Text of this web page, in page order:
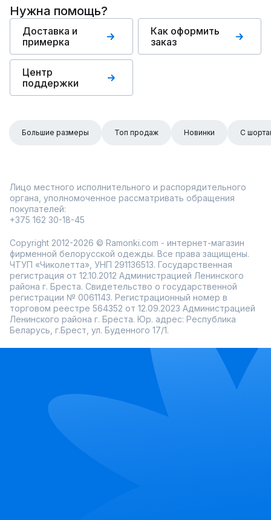
Нужна помощь?
Доставка и
примерка
Как оформить
заказ
Центр
поддержки
Большие размеры Топ продаж Новинки С
Лицо местного исполнительного и распорядительного
органа, уполномоченное рассматривать обращения
покупателей:
+375 162 30-18-45
Copyright 2012-2026 © Ramonki.com - интернет-магазин
фирменной белорусской одежды. Все права защищены.
ЧТУП «Чиколетта», УНП 291136513. Государственная
регистрация от 12.10.2012 Администрацией Ленинского
района г. Бреста. Свидетельство о государственной
регистрации № 0061143. Регистрационный номер в
торговом реестре 564352 от 12.09.2023 Администрацией
Ленинского района г. Бреста. Юр. адрес: Республика
Беларусь, г.Брест, ул. Буденного 17/1.